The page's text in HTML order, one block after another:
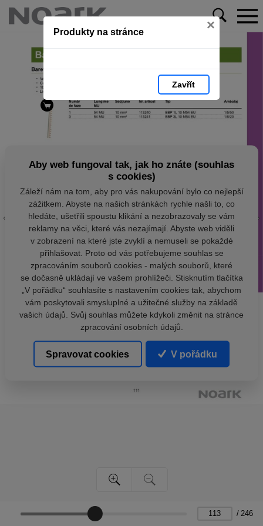
Produkty na stránce ×
Zavřít
/ 246
Aby web fungoval tak, jak ho znáte (souhlas
s cookies)
Záleží nám na tom, aby pro vás nakupování bylo co nejlepší
zážitkem. Abyste na našich stránkách rychle našli to, co
hledáte, ušetřili spoustu klikání a nezobrazovaly se vám
reklamy na věci, které vás nezajímají. Abyste web viděli
v zobrazení na které jste zvyklí a nemuseli se pokaždé
přihlašovat. Proto od vás potřebujeme souhlas se
zpracováním souborů cookies - malých souborů, které
se dočasně ukládají ve vašem prohlížeči. Stisknutím tlačítka
„V pořádku“ souhlasíte s nastavením cookies tak, abychom
vám poskytovali smysluplné a užitečné služby na základě
vašich údajů. Svůj souhlas můžete kdykoli změnit na stránce
zpracování osobních údajů.
Spravovat cookies V pořádku